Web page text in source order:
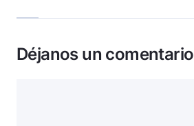
Déjanos un comentario